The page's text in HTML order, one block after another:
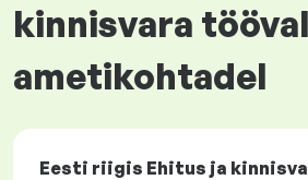
kinnisvara
ametikohtadel
Eesti riigis Ehitus ja